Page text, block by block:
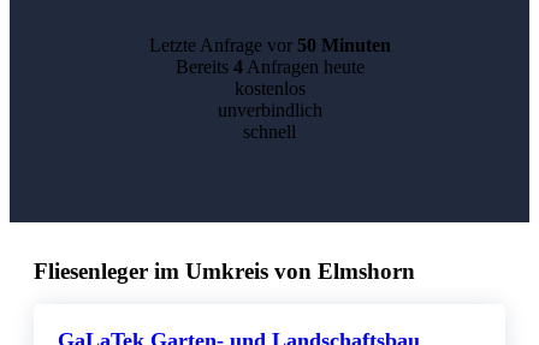
Letzte Anfrage vor 50 Minuten
Bereits 4Anfragen heute
kostenlos
unverbindlich
schnell
Fliesenleger im Umkreis von Elmshorn